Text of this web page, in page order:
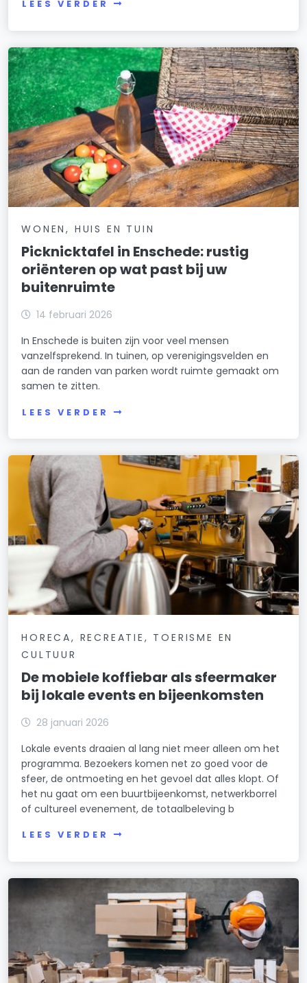
LEES VERDER
WONEN, HUIS EN TUIN
Picknicktafel in Enschede: rustig
oriënteren op wat past bij uw
buitenruimte
14 februari 2026
In Enschede is buiten zijn voor veel mensen
vanzelfsprekend. In tuinen, op verenigingsvelden en
aan de randen van parken wordt ruimte gemaakt om
samen te zitten.
LEES VERDER
HORECA, RECREATIE, TOERISME EN
CULTUUR
De mobiele koffiebar als sfeermaker
bij lokale events en bijeenkomsten
28 januari 2026
Lokale events draaien al lang niet meer alleen om het
programma. Bezoekers komen net zo goed voor de
sfeer, de ontmoeting en het gevoel dat alles klopt. Of
het nu gaat om een buurtbijeenkomst, netwerkborrel
of cultureel evenement, de totaalbeleving b
LEES VERDER